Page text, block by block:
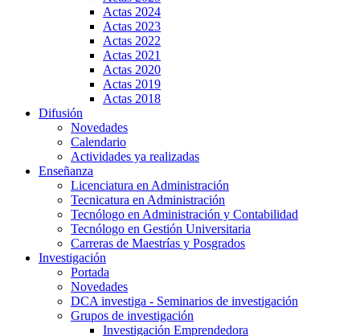
Actas 2024
Actas 2023
Actas 2022
Actas 2021
Actas 2020
Actas 2019
Actas 2018
Difusión
Novedades
Calendario
Actividades ya realizadas
Enseñanza
Licenciatura en Administración
Tecnicatura en Administración
Tecnólogo en Administración y Contabilidad
Tecnólogo en Gestión Universitaria
Carreras de Maestrías y Posgrados
Investigación
Portada
Novedades
DCA investiga - Seminarios de investigación
Grupos de investigación
Investigación Emprendedora